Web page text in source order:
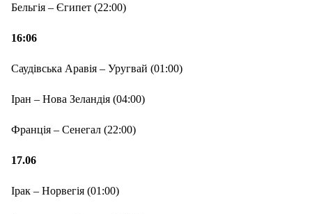
Бельгія – Єгипет (22:00)
16:06
Саудівська Аравія – Уругвай (01:00)
Іран – Нова Зеландія (04:00)
Франція – Сенегал (22:00)
17.06
Ірак – Норвегія (01:00)